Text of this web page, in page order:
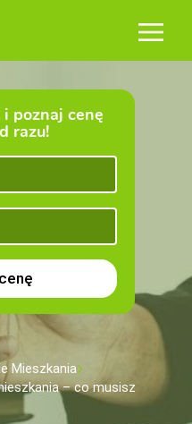
poznaj cenę
razu!
Mieszkania
– co musisz